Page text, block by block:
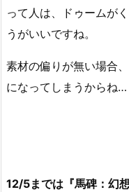
って人は、ドゥームが
うがいいですね。
素材の偏りが無い場合
になってしまうからね…
12/5までは『馬碑：幻